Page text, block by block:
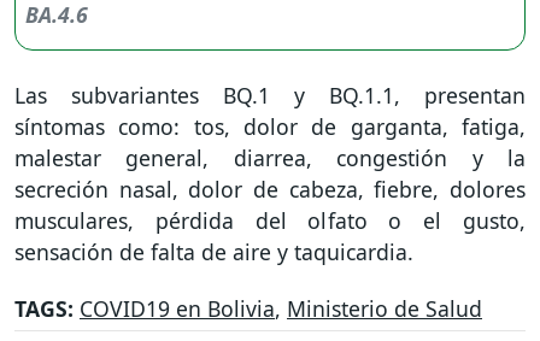
Las subvariantes BQ.1 y BQ.1.1, presentan
síntomas como: tos, dolor de garganta, fatiga,
malestar general, diarrea, congestión y la
secreción nasal, dolor de cabeza, fiebre, dolores
musculares, pérdida del olfato o el gusto,
sensación de falta de aire y taquicardia.
TAGS: COVID19 en Bolivia, Ministerio de Salud